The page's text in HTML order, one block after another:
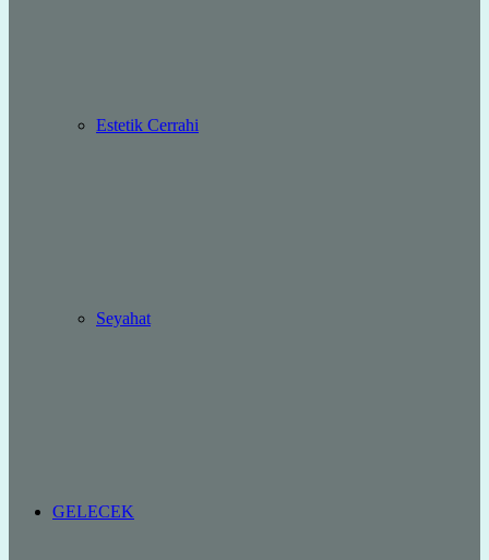
Estetik Cerrahi
Seyahat
GELECEK